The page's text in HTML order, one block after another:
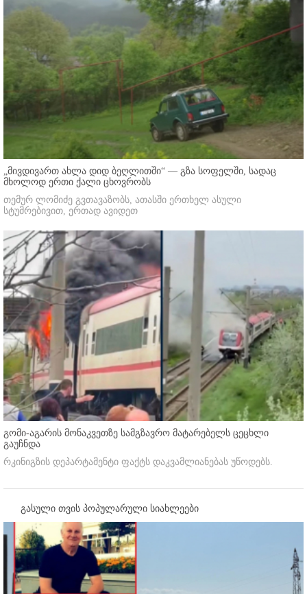
„მივდივართ ახლა დიდ ბეღლითში“ — გზა სოფელში, სადაც
მხოლოდ ერთი ქალი ცხოვრობს
თემურ ლომიძე გვთავაზობს, ათასში ერთხელ ასული
სტუმრებივით, ერთად ავიდეთ
გომი-აგარის მონაკვეთზე სამგზავრო მატარებელს ცეცხლი
გაუჩნდა
რკინიგზის დეპარტამენტი ფაქტს დაკვამლიანებას უწოდებს.
გასული თვის პოპულარული სიახლეები